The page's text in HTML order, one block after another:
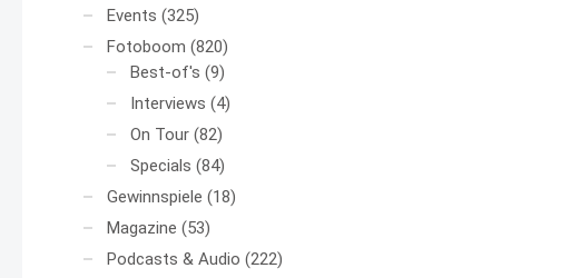
Events (325)
Fotoboom (820)
Best-of's (9)
Interviews (4)
On Tour (82)
Specials (84)
Gewinnspiele (18)
Magazine (53)
Podcasts & Audio (222)